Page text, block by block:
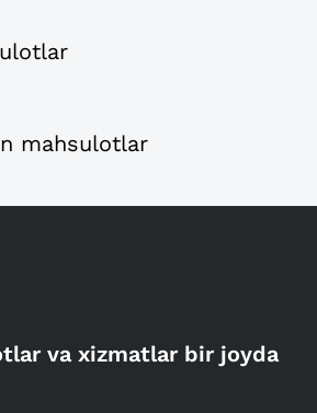
mahsulotlar
va xizmatlar bir joyda